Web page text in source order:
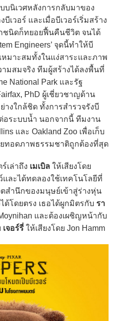
บนิเวศหลังการกลับมาของ
เวอร์ และเมื่อบีเวอร์เริ่มสร้าง
ชนิดก็ทยอยฟื้นคืนชีวิต จนได้
Engineers’ จุดนี้ทำให้บี
หมาะสมทั้งในแง่สาระและภาพ
มสมจริง ทีมผู้สร้างได้ลงพื้นที่
National Park และรัฐ
PhD ผู้เชี่ยวชาญด้าน
างใกล้ชิด ทั้งการสำรวจรังบี
อระบบน้ำ นอกจากนี้ ทีมงาน
และ Oakland Zoo เพื่อเก็บ
ยทอดภาพธรรมชาติถูกต้องที่สุด
เล่าถึง เมเบิล ให้เสียงโดย
และได้ทดลองใช้เทคโนโลยีที่
ตสำนึกของมนุษย์เข้าสู่ร่างหุ่น
ด้โดยตรง เธอได้ผูกมิตรกับ รา
และต้องเผชิญหน้ากับ
เจอร์รี่ ให้เสียงโดย Jon Hamm